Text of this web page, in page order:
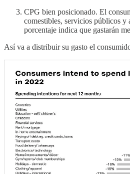
CPG bien posicionado. El
comestibles, servicios públicos y
porcentaje indica que gastarán
Así va a distribuir su gasto el